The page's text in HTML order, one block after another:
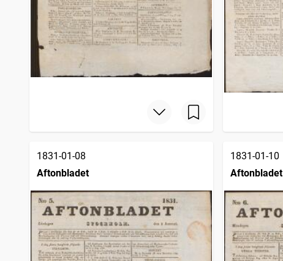
1831-01-08
Aftonbladet
1831-01-10
Aftonbladet